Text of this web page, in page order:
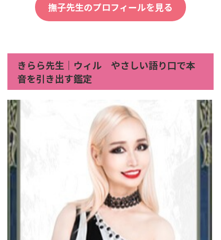
撫子先生のプロフィールを見る
きらら先生｜ウィル やさしい語り口で本
音を引き出す鑑定